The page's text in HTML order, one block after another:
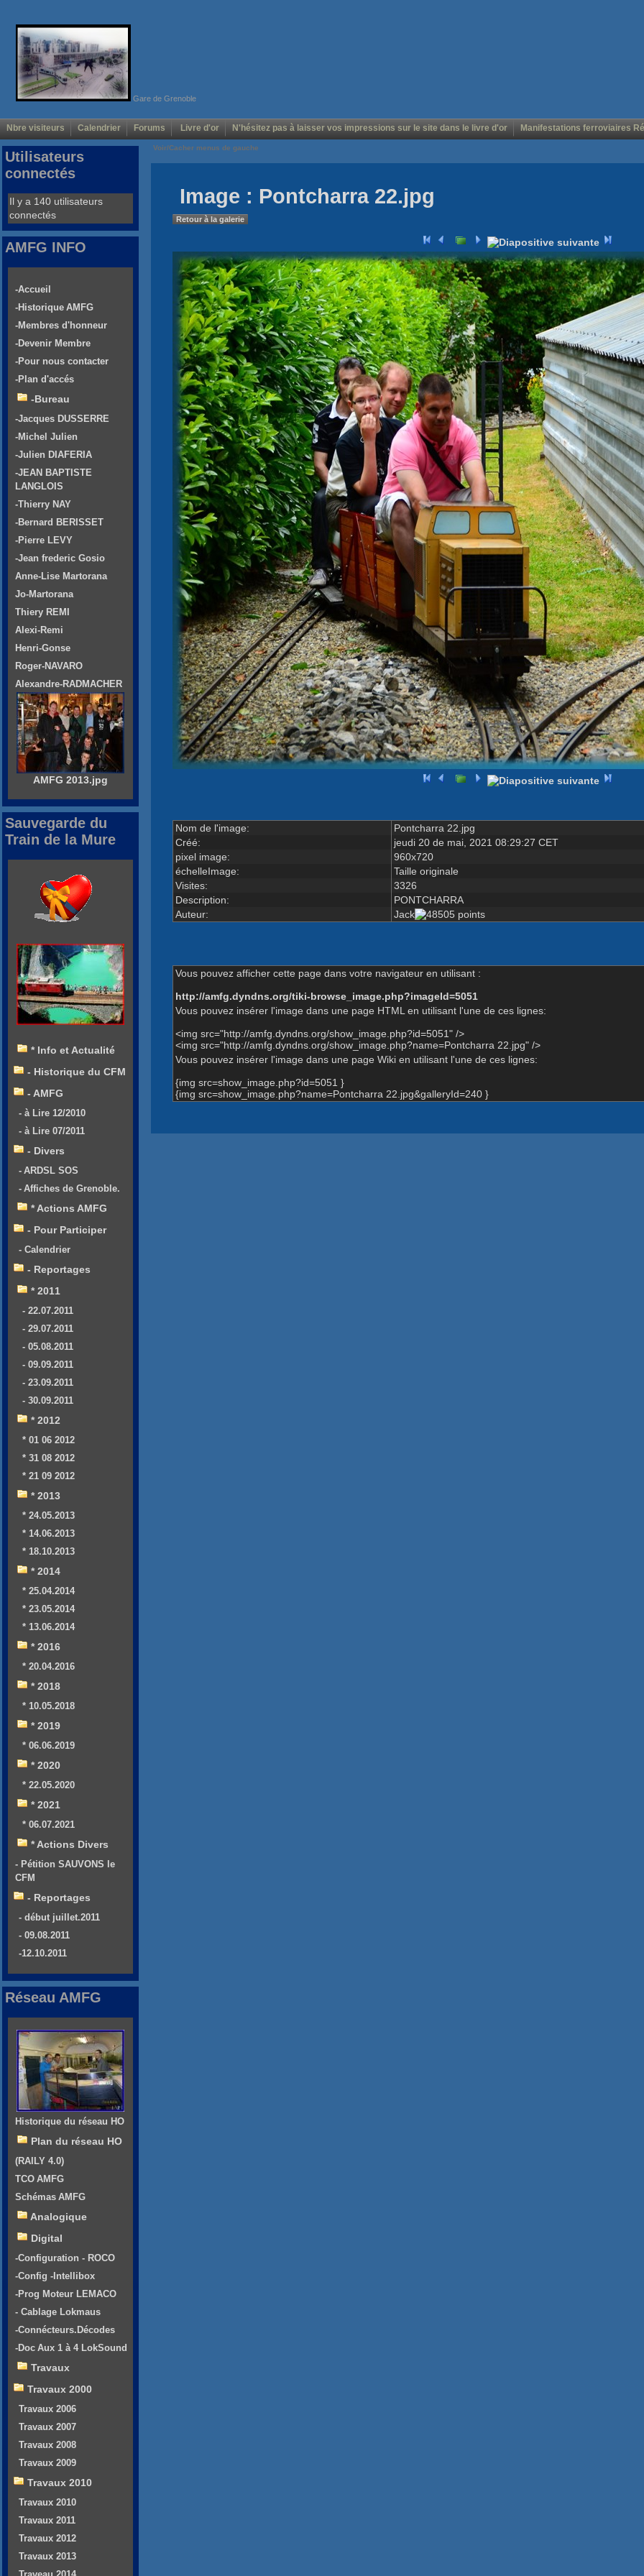
Gare de Grenoble
Nbre visiteurs Calendrier Forums Livre d'or N'hésitez pas à laisser vos impressions sur le site dans le livre d'or Manifestations ferroviaires
Voir/Cacher menus de gauche
Image : Pontcharra 22.jpg
Retour à la galerie
Nom de l'image:
Pontcharra 22.jpg
Créé:
jeudi 20 de mai, 2021 08:29:27 CET
pixel image:
960x720
échelleImage:
Taille originale
Visites:
3326
Description:
PONTCHARRA
Auteur:
Jack
Vous pouvez afficher cette page dans votre navigateur en utilisant :
http://amfg.dyndns.org/tiki-browse_image.php?imageId=5051
Vous pouvez insérer l'image dans une page HTML en utilisant l'une de ces lignes:
<img src="http://amfg.dyndns.org/show_image.php?id=5051" />
<img src="http://amfg.dyndns.org/show_image.php?name=Pontcharra 22.jpg" />
Vous pouvez insérer l'image dans une page Wiki en utilisant l'une de ces lignes:
{img src=show_image.php?id=5051 }
{img src=show_image.php?name=Pontcharra 22.jpg&galleryId=240 }
Utilisateurs
connectés
Il y a 140 utilisateurs
connectés
AMFG INFO
-Accueil
-Historique AMFG
-Membres d'honneur
-Devenir Membre
-Pour nous contacter
-Plan d'accés
-Bureau
-Jacques DUSSERRE
-Michel Julien
-Julien DIAFERIA
-JEAN BAPTISTE
LANGLOIS
-Thierry NAY
-Bernard BERISSET
-Pierre LEVY
-Jean frederic Gosio
Anne-Lise Martorana
Jo-Martorana
Thiery REMI
Alexi-Remi
Henri-Gonse
Roger-NAVARO
Alexandre-RADMACHER
AMFG 2013.jpg
Sauvegarde du
Train de la Mure
* Info et Actualité
- Historique du CFM
- AMFG
- à Lire 12/2010
- à Lire 07/2011
- Divers
- ARDSL SOS
- Affiches de Grenoble.
* Actions AMFG
- Pour Participer
- Calendrier
- Reportages
* 2011
- 22.07.2011
- 29.07.2011
- 05.08.2011
- 09.09.2011
- 23.09.2011
- 30.09.2011
* 2012
* 01 06 2012
* 31 08 2012
* 21 09 2012
* 2013
* 24.05.2013
* 14.06.2013
* 18.10.2013
* 2014
* 25.04.2014
* 23.05.2014
* 13.06.2014
* 2016
* 20.04.2016
* 2018
* 10.05.2018
* 2019
* 06.06.2019
* 2020
* 22.05.2020
* 2021
* 06.07.2021
* Actions Divers
- Pétition SAUVONS le
CFM
- Reportages
- début juillet.2011
- 09.08.2011
-12.10.2011
Réseau AMFG
Historique du réseau HO
Plan du réseau HO
(RAILY 4.0)
TCO AMFG
Schémas AMFG
Analogique
Digital
-Configuration - ROCO
-Config -Intellibox
-Prog Moteur LEMACO
- Cablage Lokmaus
-Connécteurs.Décodes
-Doc Aux 1 à 4 LokSound
Travaux
Travaux 2000
Travaux 2006
Travaux 2007
Travaux 2008
Travaux 2009
Travaux 2010
Travaux 2010
Travaux 2011
Travaux 2012
Travaux 2013